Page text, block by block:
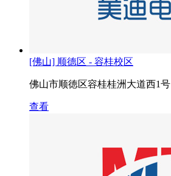
[佛山] 顺德区 - 容桂校区
佛山市顺徳区容桂桂洲大道西1号
查看